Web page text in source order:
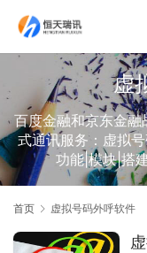
虚
百度金融和京东金
式通讯服务：虚拟
功能|模块|搭
首页 虚拟号码外呼软件